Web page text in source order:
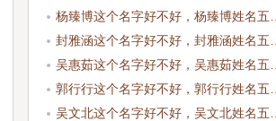
杨臻博这个名字好不好，杨臻博姓名五…
封雅涵这个名字好不好，封雅涵姓名五…
吴惠茹这个名字好不好，吴惠茹姓名五…
郭行行这个名字好不好，郭行行姓名五…
吴文北这个名字好不好，吴文北姓名五…